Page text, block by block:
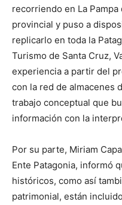
recorriendo en La
provincial y puso a
replicarlo en toda la
Turismo de Santa Cruz,
experiencia a partir del
con la red de almacenes
trabajo conceptual que
información con la
Por su parte, Miriam
Ente Patagonia, informó
históricos, como así
patrimonial, están